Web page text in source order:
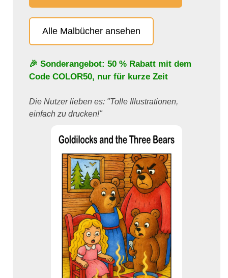
Alle Malbücher ansehen
🎉 Sonderangebot: 50 % Rabatt mit dem
Code COLOR50, nur für kurze Zeit
Die Nutzer lieben es: "Tolle Illustrationen,
einfach zu drucken!"